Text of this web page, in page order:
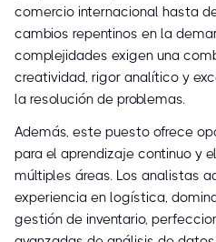
comercio internacional hasta
cambios repentinos en la
complejidades exigen una
creatividad, rigor analítico y
la resolución de problemas.
Además, este puesto ofrece
para el aprendizaje continuo y
múltiples áreas. Los analistas
experiencia en logística,
gestión de inventario,